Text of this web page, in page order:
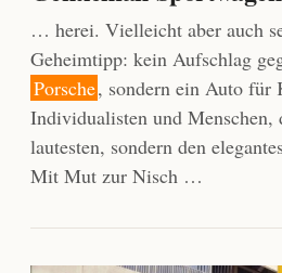
… herei. Vielleicht aber auch
Geheimtipp: kein Aufschlag
Porsche, sondern ein Auto für
Individualisten und Menschen,
lautesten, sondern den
Mit Mut zur Nisch …